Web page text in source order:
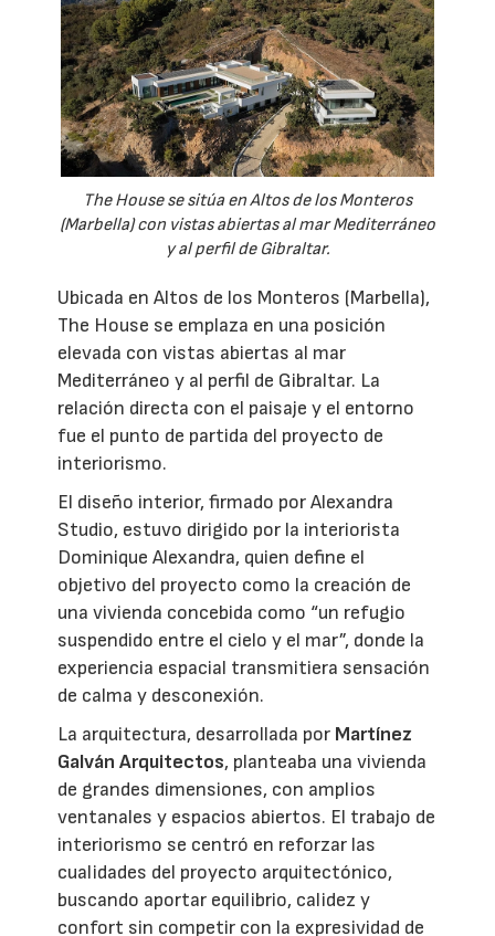
The House se sitúa en Altos de los Monteros
(Marbella) con vistas abiertas al mar Mediterráneo
y al perfil de Gibraltar.
Ubicada en Altos de los Monteros (Marbella),
The House se emplaza en una posición
elevada con vistas abiertas al mar
Mediterráneo y al perfil de Gibraltar. La
relación directa con el paisaje y el entorno
fue el punto de partida del proyecto de
interiorismo.
El diseño interior, firmado por Alexandra
Studio, estuvo dirigido por la interiorista
Dominique Alexandra, quien define el
objetivo del proyecto como la creación de
una vivienda concebida como “un refugio
suspendido entre el cielo y el mar”, donde la
experiencia espacial transmitiera sensación
de calma y desconexión.
La arquitectura, desarrollada por Martínez
Galván Arquitectos, planteaba una vivienda
de grandes dimensiones, con amplios
ventanales y espacios abiertos. El trabajo de
interiorismo se centró en reforzar las
cualidades del proyecto arquitectónico,
buscando aportar equilibrio, calidez y
confort sin competir con la expresividad de